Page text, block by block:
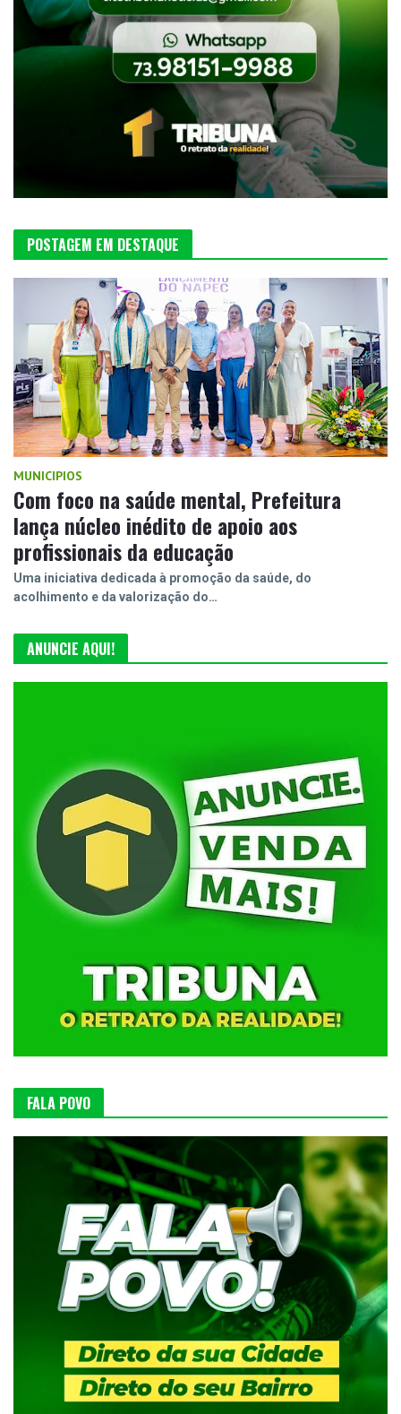
POSTAGEM EM DESTAQUE
MUNICIPIOS
Com foco na saúde mental, Prefeitura
lança núcleo inédito de apoio aos
profissionais da educação
Uma iniciativa dedicada à promoção da saúde, do
acolhimento e da valorização do…
ANUNCIE AQUI!
FALA POVO